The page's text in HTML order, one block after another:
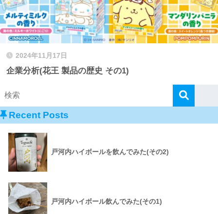
2024年11月17日
企業分析(花王 製品の歴史 その1)
Recent Posts
戸河内ハイボールを飲んでみた(その2)
戸河内ハイボール飲んでみた(その1)